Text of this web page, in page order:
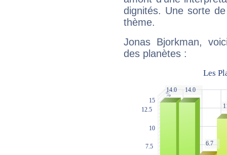
dignités. Une sorte
thème.
Jonas Bjorkman,
des planètes :